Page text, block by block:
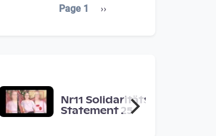
Übergänge /
Seitennummerierung
Page 1 Next page
››
Nr11 Solidaritäts-
Statement 25